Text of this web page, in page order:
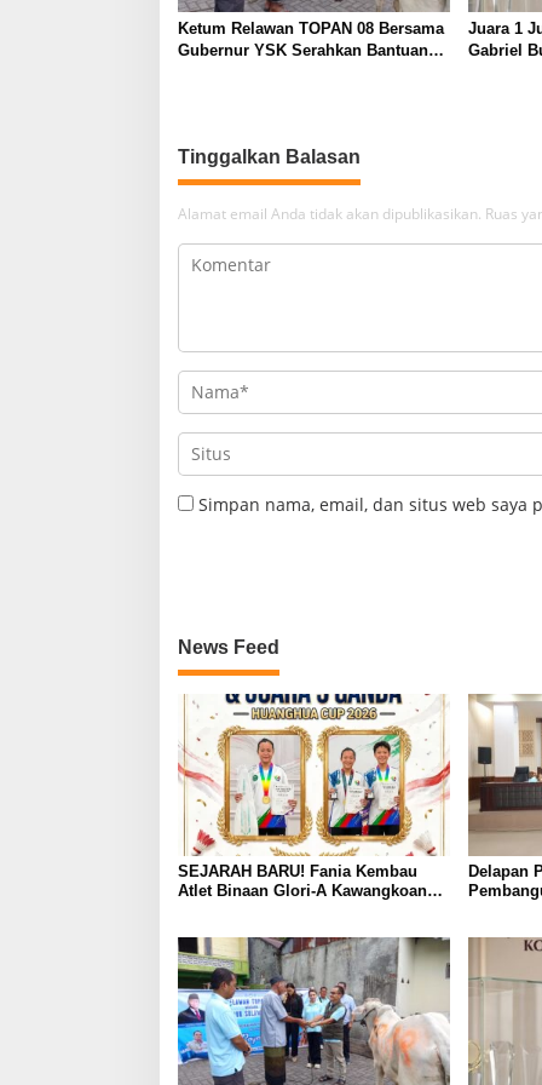
Ketum Relawan TOPAN 08 Bersama
Gubernur YSK Serahkan Bantuan
Juara 1
Gabriel
Tinggalkan Balasan
Alamat email Anda tidak akan dipublikasikan. Ruas
Simpan nama, email, dan situs web
News Feed
SEJARAH BARU! Fania Kembau
Atlet Binaan Glori-A Kawangkoan
Delapan